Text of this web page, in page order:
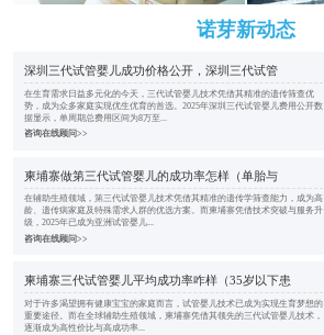
诺芽新动态
深圳三代试管婴儿成功价格公开，深圳三代试管
在生育需求日益多元化的今天，三代试管婴儿技术凭借其精准的遗传筛查优
势，成为众多家庭实现优生优育的首选。2025年深圳三代试管婴儿费用公开数
据显示，单周期总费用区间为8万至...
咨询在线顾问>>
柬埔寨做第三代试管婴儿的成功率怎样（单胎与
在辅助生殖领域，第三代试管婴儿技术凭借其精准的遗传学筛查能力，成为高
龄、遗传病家庭及特殊需求人群的优选方案。而柬埔寨凭借技术突破与服务升
级，2025年已成为亚洲试管婴儿...
咨询在线顾问>>
柬埔寨三代试管婴儿平均成功率咋样（35岁以下患
对于许多渴望拥有健康宝宝的家庭而言，试管婴儿技术已成为实现生育梦想的
重要途径。而在全球辅助生殖领域，柬埔寨凭借其领先的三代试管婴儿技术，
逐渐成为高性价比与高成功率...